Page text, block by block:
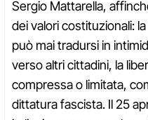
Sergio Mattarella,
dei valori costituzionali:
può mai tradursi in
verso altri cittadini, la
compressa o limitata,
dittatura fascista. Il 25